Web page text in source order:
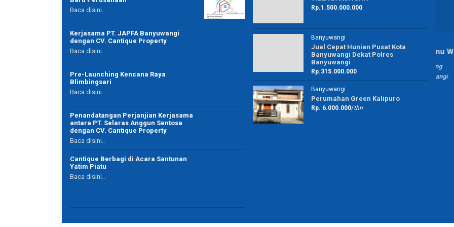
Baca disini..
Kerjasama PT. JAPFA Banyuwangi
dengan CV. Cantique Property
Baca disini..
Pre-Launching Kencana Raya
Blimbingsari
Baca disini..
Penandatangan Perjanjian Kerjasama
antara PT. Selaras Anggun Sentosa
dengan CV. Cantique Property
Baca disini..
Cantique Berbagi di Acara Santunan
Yatim Piatu
Baca disini..
Rp.1.500.000.000
Banyuwangi
Jual Cepat Hunian Pusat Kota
Banyuwangi Dekat Polres
Banyuwangi
Rp.315.000.000
Banyuwangi
Perumahan Green Kalipuro
Rp. 6.000.000/thn
dibantu untuk mewujudkannya
Ibu Rumah Tangga
Tri Sunu Wibowo
Pedagang
Banyuwangi